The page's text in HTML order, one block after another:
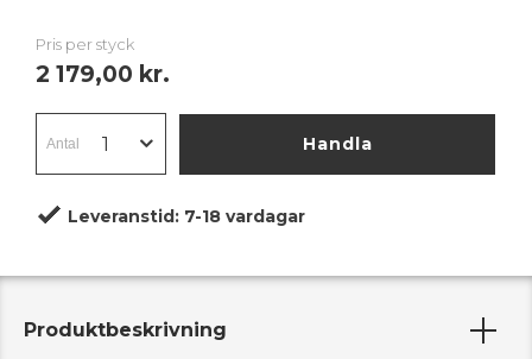
Pris per styck
2 179,00 kr.
Handla
Leveranstid: 7-18 vardagar
Produktbeskrivning